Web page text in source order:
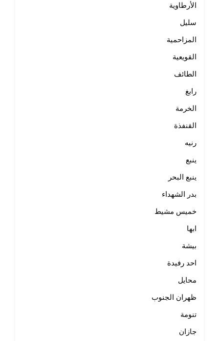
الأرطاوية
سليل
المزاحمية
القويعية
الطائف
رابغ
الخرمة
القنفذة
رنيه
ينبع
ينبع البحر
بدر الشهداء
خميس مشيط
ابها
بيشة
احد رفيدة
محايل
ظهران الجنوب
تنومة
جازان